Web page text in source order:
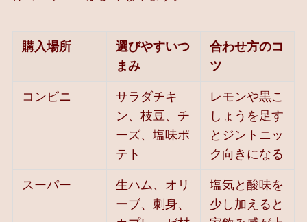
購入場所
選びやすいつ
まみ
合わせ方のコ
ツ
コンビニ
サラダチキ
ン、枝豆、チ
ーズ、塩味ポ
テト
レモンや黒こ
しょうを足す
とジントニッ
ク向きになる
スーパー
生ハム、オリ
ーブ、刺身、
塩気と酸味を
少し加えると